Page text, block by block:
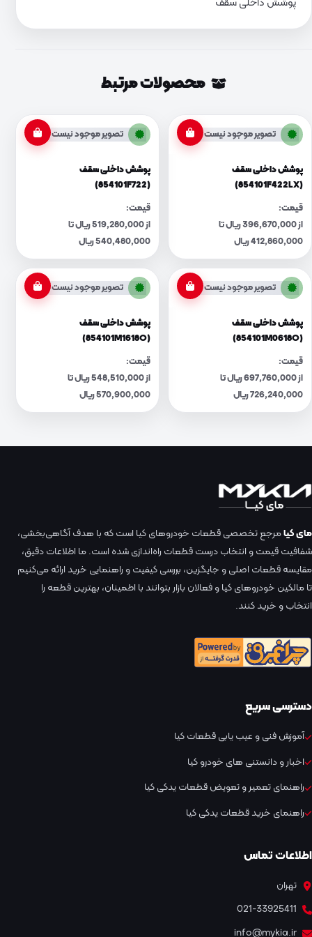
محصولات مرتبط
تصویر موجود نیست
پوشش داخلی سقف
(854101F422LX)
قیمت:
از 396,670,000 ریال تا
412,860,000 ریال
تصویر موجود نیست
پوشش داخلی سقف
(854101F722)
قیمت:
از 519,280,000 ریال تا
540,480,000 ریال
تصویر موجود نیست
پوشش داخلی سقف
(854101M0618O)
قیمت:
از 697,760,000 ریال تا
726,240,000 ریال
تصویر موجود نیست
پوشش داخلی سقف
(854101M1618O)
قیمت:
از 548,510,000 ریال تا
570,900,000 ریال
مای کیامرجع تخصصی قطعات خودروهای کیا است که با هدف آگاهی‌بخشی،
شفافیت قیمت و انتخاب درست قطعات راه‌اندازی شده است. ما اطلاعات دقیق،
مقایسه قطعات اصلی و جایگزین، بررسی کیفیت و راهنمایی خرید ارائه می‌کنیم
تا مالکین خودروهای کیا و فعالان بازار بتوانند با اطمینان، بهترین قطعه را
انتخاب و خرید کنند.
دسترسی سریع
آموزش فنی و عیب یابی قطعات کیا
اخبار و دانستنی های خودرو کیا
راهنمای تعمیر و تعویض قطعات یدکی کیا
راهنمای خرید قطعات یدکی کیا
اطلاعات تماس
تهران
021-33925411
info@mykia.ir